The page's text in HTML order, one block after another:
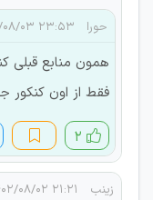
حورا ۲۳:۵۳ ۱۴۰۲/۰۸/۰۳
همون منابع قبلی
فقط از اون کنکور
۲
زینب ۲۱:۲۱ ۱۴۰۲/۰۸/۰۲